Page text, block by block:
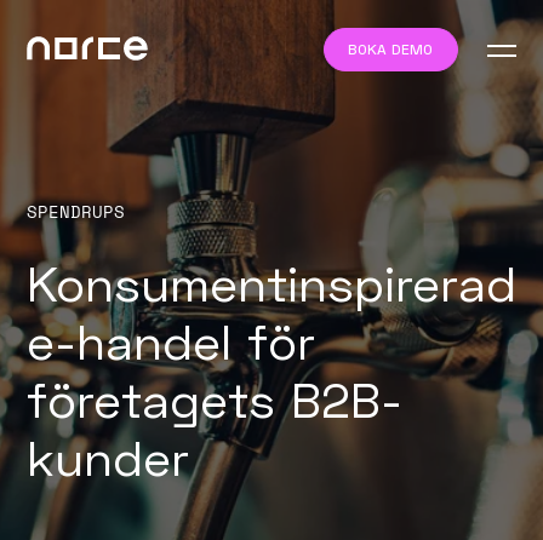
BOKA DEMO
SPENDRUPS
Konsumentinspirerad
e-handel för
företagets B2B-
kunder